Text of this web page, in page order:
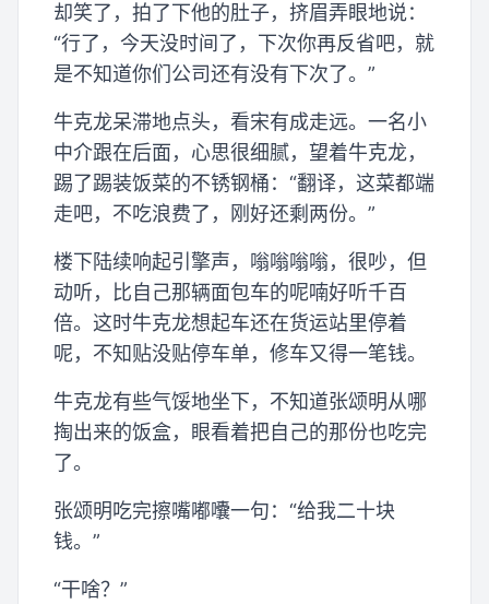
却笑了，拍了下他的肚子，挤眉弄眼地说：
“行了，今天没时间了，下次你再反省吧，就
是不知道你们公司还有没有下次了。”
牛克龙呆滞地点头，看宋有成走远。一名小
中介跟在后面，心思很细腻，望着牛克龙，
踢了踢装饭菜的不锈钢桶：“翻译，这菜都端
走吧，不吃浪费了，刚好还剩两份。”
楼下陆续响起引擎声，嗡嗡嗡嗡，很吵，但
动听，比自己那辆面包车的呢喃好听千百
倍。这时牛克龙想起车还在货运站里停着
呢，不知贴没贴停车单，修车又得一笔钱。
牛克龙有些气馁地坐下，不知道张颂明从哪
掏出来的饭盒，眼看着把自己的那份也吃完
了。
张颂明吃完擦嘴嘟囔一句：“给我二十块
钱。”
“干啥？”